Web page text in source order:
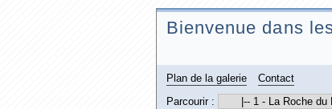
Bienvenue dans
Plan de la galerie
Contact
Parcourir :